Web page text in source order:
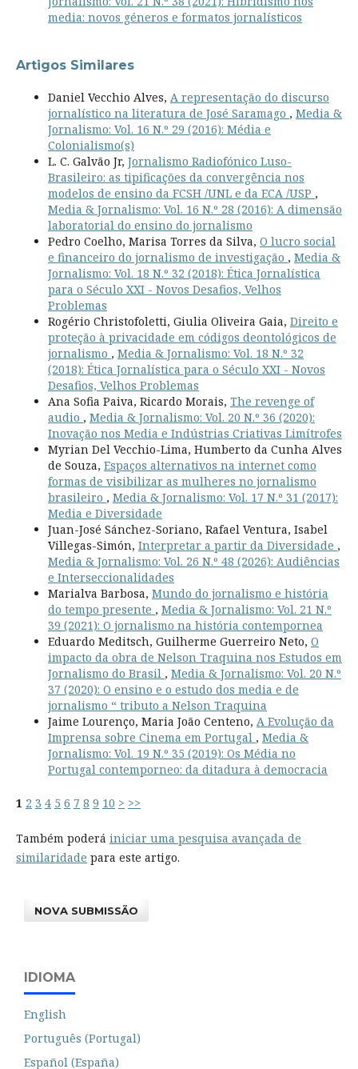
media: novos géneros e formatos jornalísticos
Artigos Similares
Daniel Vecchio Alves, A representação do discurso
jornalístico na literatura de José Saramago , Media &
Jornalismo: Vol. 16 N.º 29 (2016): Média e
Colonialismo(s)
L. C. Galvão Jr, Jornalismo Radiofónico Luso-
Brasileiro: as tipificações da convergência nos
modelos de ensino da FCSH /UNL e da ECA /USP ,
Media & Jornalismo: Vol. 16 N.º 28 (2016): A dimensão
laboratorial do ensino do jornalismo
Pedro Coelho, Marisa Torres da Silva, O lucro social
e financeiro do jornalismo de investigação , Media &
Jornalismo: Vol. 18 N.º 32 (2018): Ética Jornalística
para o Século XXI - Novos Desafios, Velhos
Problemas
Rogério Christofoletti, Giulia Oliveira Gaia, Direito e
proteção à privacidade em códigos deontológicos de
jornalismo , Media & Jornalismo: Vol. 18 N.º 32
(2018): Ética Jornalística para o Século XXI - Novos
Desafios, Velhos Problemas
Ana Sofia Paiva, Ricardo Morais, The revenge of
audio , Media & Jornalismo: Vol. 20 N.º 36 (2020):
Inovação nos Media e Indústrias Criativas Limítrofes
Myrian Del Vecchio-Lima, Humberto da Cunha Alves
de Souza, Espaços alternativos na internet como
formas de visibilizar as mulheres no jornalismo
brasileiro , Media & Jornalismo: Vol. 17 N.º 31 (2017):
Media e Diversidade
Juan-José Sánchez-Soriano, Rafael Ventura, Isabel
Villegas-Simón, Interpretar a partir da Diversidade ,
Media & Jornalismo: Vol. 26 N.º 48 (2026): Audiências
e Interseccionalidades
Marialva Barbosa, Mundo do jornalismo e história
do tempo presente , Media & Jornalismo: Vol. 21 N.º
39 (2021): O jornalismo na história contempornea
Eduardo Meditsch, Guilherme Guerreiro Neto, O
impacto da obra de Nelson Traquina nos Estudos em
Jornalismo do Brasil , Media & Jornalismo: Vol. 20 N.º
37 (2020): O ensino e o estudo dos media e de
jornalismo “ tributo a Nelson Traquina
Jaime Lourenço, Maria João Centeno, A Evolução da
Imprensa sobre Cinema em Portugal , Media &
Jornalismo: Vol. 19 N.º 35 (2019): Os Média no
Portugal contemporneo: da ditadura à democracia
1 2 3 4 5 6 7 8 9 10 > >>
Também poderá iniciar uma pesquisa avançada de
similaridade para este artigo.
NOVA SUBMISSÃO
IDIOMA
English
Português (Portugal)
Español (España)